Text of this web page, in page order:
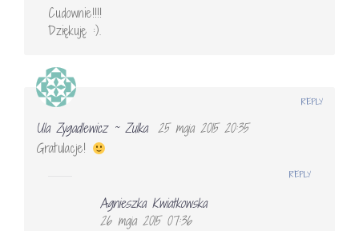
Cudownie!!!!
Dziękuję :).
Ula Zygadlewicz ~ Zulka 25 maja 2015 20:35
Gratulacje!
REPLY
Agnieszka Kwiatkowska
26 maja 2015 07:36
REPLY